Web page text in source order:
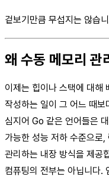
겉보기만큼 무섭지는 않습
왜 수동 메모리 관
이제는 힙이나 스택에 대해
작성하는 일이 그 어느 때
심지어 Go 같은 언어들은
가능한 성능 저하 수준으로
관리하는 내장 방식을 제공
컴퓨팅의 전부는 아닙니다.